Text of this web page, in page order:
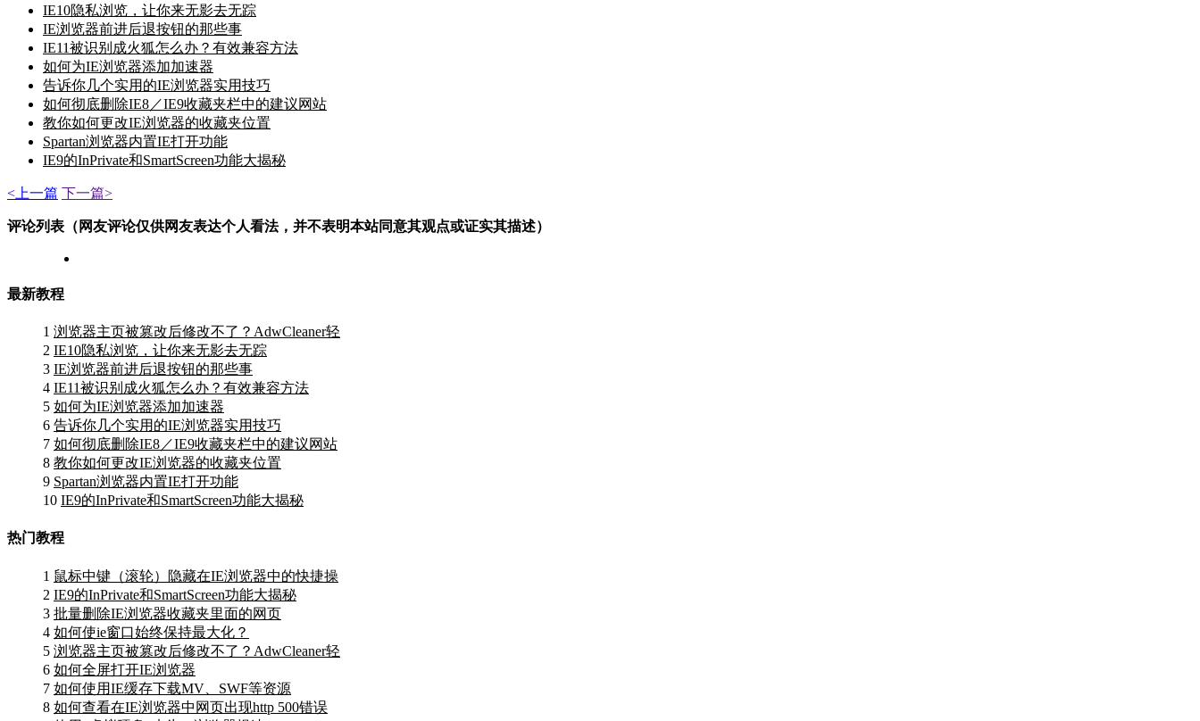
IE10隐私浏览，让你来无影去无踪
IE浏览器前进后退按钮的那些事
IE11被识别成火狐怎么办？有效兼容方法
如何为IE浏览器添加加速器
告诉你几个实用的IE浏览器实用技巧
如何彻底删除IE8／IE9收藏夹栏中的建议网站
教你如何更改IE浏览器的收藏夹位置
Spartan浏览器内置IE打开功能
IE9的InPrivate和SmartScreen功能大揭秘
<上一篇 下一篇>
评论列表（网友评论仅供网友表达个人看法，并不表明本站同意其观点或证实其描述）
最新教程
1 浏览器主页被篡改后修改不了？AdwCleaner轻
2 IE10隐私浏览，让你来无影去无踪
3 IE浏览器前进后退按钮的那些事
4 IE11被识别成火狐怎么办？有效兼容方法
5 如何为IE浏览器添加加速器
6 告诉你几个实用的IE浏览器实用技巧
7 如何彻底删除IE8／IE9收藏夹栏中的建议网站
8 教你如何更改IE浏览器的收藏夹位置
9 Spartan浏览器内置IE打开功能
10 IE9的InPrivate和SmartScreen功能大揭秘
热门教程
1 鼠标中键（滚轮）隐藏在IE浏览器中的快捷操
2 IE9的InPrivate和SmartScreen功能大揭秘
3 批量删除IE浏览器收藏夹里面的网页
4 如何使ie窗口始终保持最大化？
5 浏览器主页被篡改后修改不了？AdwCleaner轻
6 如何全屏打开IE浏览器
7 如何使用IE缓存下载MV、SWF等资源
8 如何查看在IE浏览器中网页出现http 500错误